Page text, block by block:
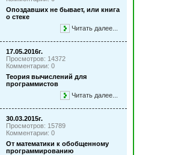
Опоздавших не бывает, или книга
о стеке
Читать далее...
17.05.2016г.
Просмотров: 14372
Комментарии: 0
Теория вычислений для
программистов
Читать далее...
30.03.2015г.
Просмотров: 15789
Комментарии: 0
От математики к обобщенному
программированию